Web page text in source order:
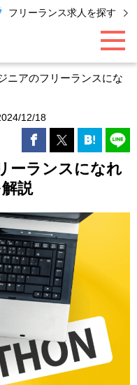
フリーランス求人を探す
ニアのフリーランスにな
12/18
ーランスになれ
説